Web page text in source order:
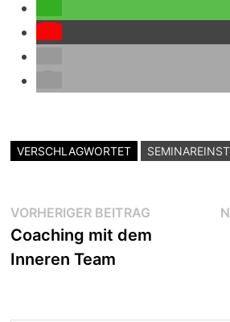
VERSCHLAGWORTET
VORHERIGER BEITRAG Vorheriger
Beitrag:
Coaching mit dem
Inneren Team